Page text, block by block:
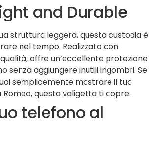
and Durable
struttura leggera, questa custodia è
nel tempo. Realizzato con
offre un’eccellente protezione
senza aggiungere inutili ingombri. Se
semplicemente mostrare il tuo
Romeo, questa valigetta ti copre.
telefono al